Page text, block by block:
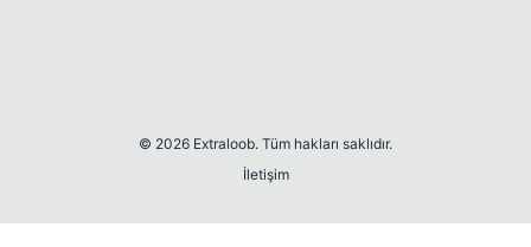
© 2026 Extraloob. Tüm hakları saklıdır.
İletişim